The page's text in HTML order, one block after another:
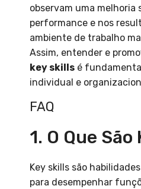
observam uma melhoria
performance e nos
ambiente de trabalho
Assim, entender e
key skills é
individual e
FAQ
1. O Que
Key skills são
para desempenhar